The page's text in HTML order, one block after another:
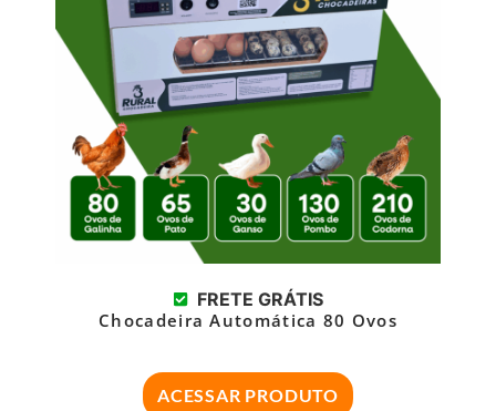
FRETE GRÁTIS
Chocadeira Automática 80 Ovos
ACESSAR PRODUTO